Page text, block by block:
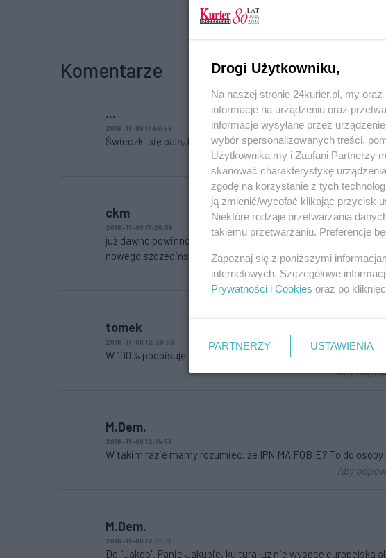
Komentarze
...
2016-11-09 17:56:58
Świeczki się palą, ktoś pamięta o Rosjanach, którzy tu
Aby
ckm
2016-11-09 17:25:58
już dawno powinno się to wynieść do 'muzeum stalina i
nowego szczecińskiego schronu pod nazwą 'przełomy'.
Aby
tomek
2016-11-08 12:29:56
W 100% podpisuję się pod tym co napisał pan ,,Jakób"
Aby
M.Dem.
2016-11-08 12:14:58
W takim razie mamy rozumieć, że IPN MA FOBIE? To do osoby
Aby
M.Dem.
2016-11-08 12:06:11
Do "Jakob". Panie Jakubie, kultura juz nie wysoce europejska
Drogi Użytkowniku,
Na naszej stronie 24kurier.pl, my
informacje na urządzeniu oraz
informacje wysyłane przez
wybór spersonalizowanych treści,
Użytkownika my i Zaufani Partnerzy
skanować charakterystykę
zgodę na korzystanie z tych
ją zmienić/wycofać klikając przycisk
Niektóre rodzaje przetwarzania
takiemu przetwarzaniu. Preferencje
Zapoznaj się z poniższymi
internetowych. Szczegółowe
Prywatności i Cookies oraz po
PARTNERZY USTAWIENIA